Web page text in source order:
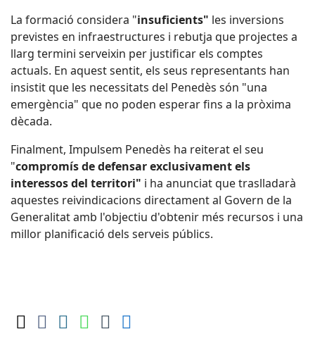
La formació considera "insuficients" les inversions
previstes en infraestructures i rebutja que projectes a
llarg termini serveixin per justificar els comptes
actuals. En aquest sentit, els seus representants han
insistit que les necessitats del Penedès són "una
emergència" que no poden esperar fins a la pròxima
dècada.
Finalment, Impulsem Penedès ha reiterat el seu
"compromís de defensar exclusivament els
interessos del territori" i ha anunciat que traslladarà
aquestes reivindicacions directament al Govern de la
Generalitat amb l'objectiu d'obtenir més recursos i una
millor planificació dels serveis públics.